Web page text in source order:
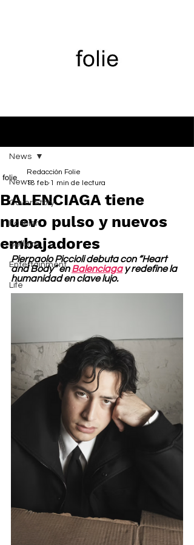
News
Cover Story
Fashion
Belleza
Entertainment
Life
News
BALENCIAGA tiene
nuevo pulso y nuevos
embajadores
Redacción Folie
18 feb 1 min de lectura
Pierpaolo Piccioli debuta con “Heart
and Body” en Balenciaga y redefine la
humanidad en clave lujo.